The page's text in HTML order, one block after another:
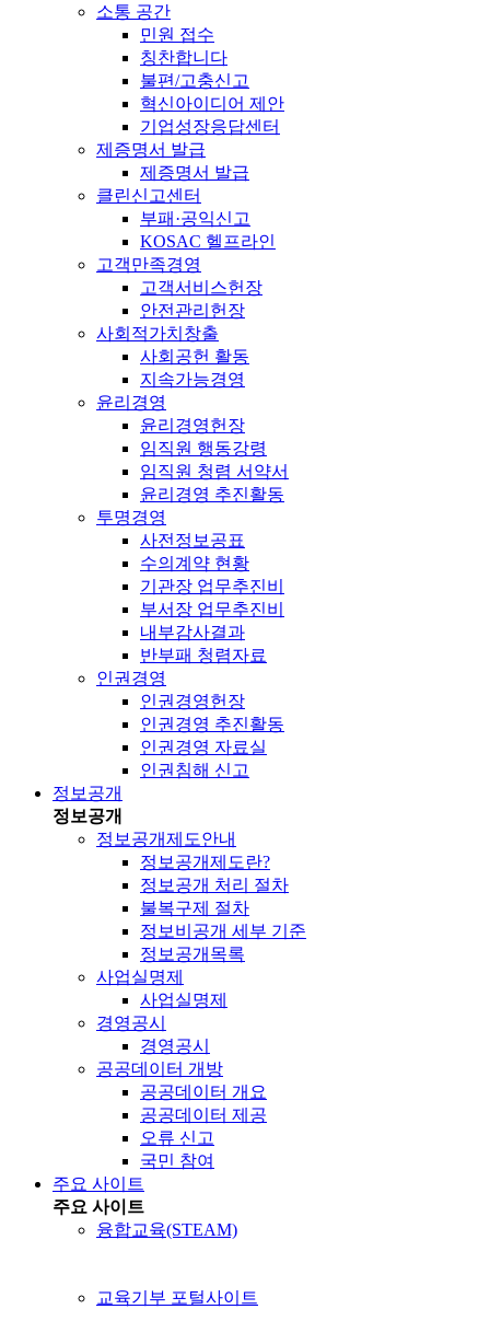
소통 공간
민원 접수
칭찬합니다
불편/고충신고
혁신아이디어 제안
기업성장응답센터
제증명서 발급
제증명서 발급
클린신고센터
부패·공익신고
KOSAC 헬프라인
고객만족경영
고객서비스헌장
안전관리헌장
사회적가치창출
사회공헌 활동
지속가능경영
윤리경영
윤리경영헌장
임직원 행동강령
임직원 청렴 서약서
윤리경영 추진활동
투명경영
사전정보공표
수의계약 현황
기관장 업무추진비
부서장 업무추진비
내부감사결과
반부패 청렴자료
인권경영
인권경영헌장
인권경영 추진활동
인권경영 자료실
인권침해 신고
정보공개
정보공개
정보공개제도안내
정보공개제도란?
정보공개 처리 절차
불복구제 절차
정보비공개 세부 기준
정보공개목록
사업실명제
사업실명제
경영공시
경영공시
공공데이터 개방
공공데이터 개요
공공데이터 제공
오류 신고
국민 참여
주요 사이트
주요 사이트
융합교육(STEAM)
교육기부 포털사이트